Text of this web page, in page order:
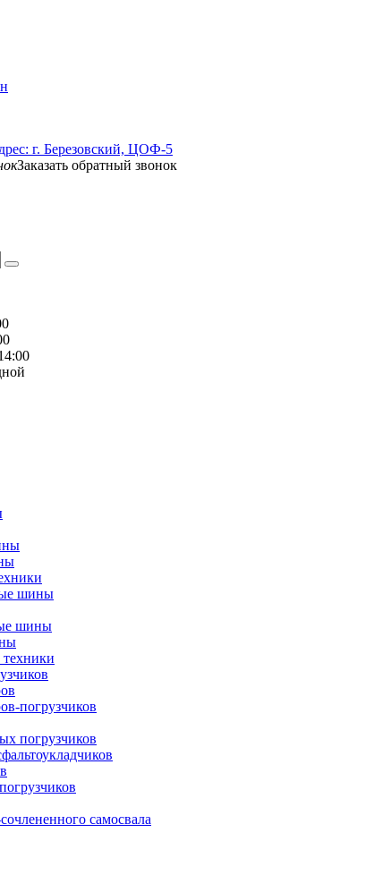
г. Березовский, ЦОФ-5
Заказать обратный звонок
шины
шины
погрузчиков
погрузчиков
самосвала